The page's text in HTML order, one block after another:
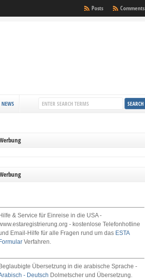
Comments
Posts
NEWS
Hilfe & Service für Einreise in die USA -
- kostenlose Telefonhotline
Email-Hilfe für alle Fragen rund um das ESTA
Formular Verfahren.
Beglaubigte Übersetzung in die arabische Sprache -
- Deutsch Dolmetscher und Übersetzung.